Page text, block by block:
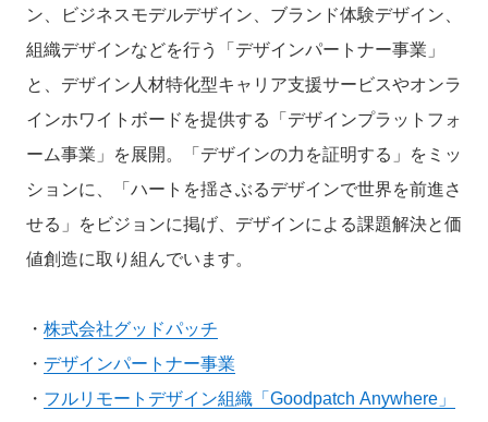
ン、ビジネスモデルデザイン、ブランド体験デザイン、
組織デザインなどを行う「デザインパートナー事業」
と、デザイン人材特化型キャリア支援サービスやオンラ
インホワイトボードを提供する「デザインプラットフォ
ーム事業」を展開。「デザインの力を証明する」をミッ
ションに、「ハートを揺さぶるデザインで世界を前進さ
せる」をビジョンに掲げ、デザインによる課題解決と価
値創造に取り組んでいます。
・ 株式会社グッドパッチ
・ デザインパートナー事業
・ フルリモートデザイン組織「Goodpatch Anywhere」